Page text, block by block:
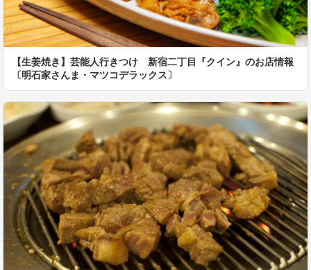
【生姜焼き】芸能人行きつけ 新宿二丁目『クイン』のお店情報
〔明石家さんま・マツコデラックス〕